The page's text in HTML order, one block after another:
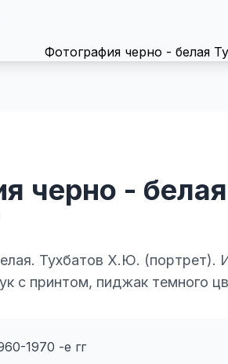
черно -
Тухбатов Х.Ю. (портрет).
с принтом, пиджак темного
1970 -е гг